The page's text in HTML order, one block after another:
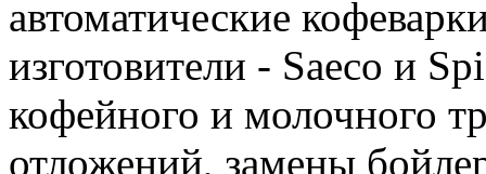
автоматические
изготовители - Saeco и
кофейного и молочного
отложений, замены